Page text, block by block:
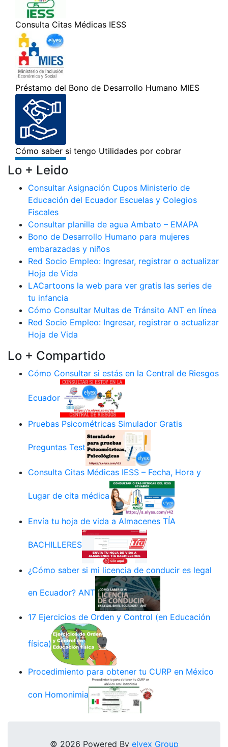
Lo + Leido
Consultar Asignación Cupos Ministerio de
Educación del Ecuador Escuelas y Colegios
Fiscales
Consultar planilla de agua Ambato – EMAPA
Bono de Desarrollo Humano para mujeres
embarazadas y niños
Red Socio Empleo: Ingresar, registrar o actualizar
Hoja de Vida
LACartoons la web para ver gratis las series de
tu infancia
Cómo Consultar Multas de Tránsito ANT en línea
Red Socio Empleo: Ingresar, registrar o actualizar
Hoja de Vida
Lo + Compartido
Cómo Consultar si estás en la Central de Riesgos
Ecuador
Pruebas Psicométricas Simulador Gratis
Preguntas Test
Consulta Citas Médicas IESS – Fecha, Hora y
Lugar de cita médica
Envía tu hoja de vida a Almacenes TÍA
BACHILLERES
¿Cómo saber si mi licencia de conducir es legal
en Ecuador? ANT
17 Ejercicios de Orden y Control (en Educación
física)
Procedimiento para obtener tu CURP en México
con Homonimia
© 2026 Powered By elyex Group